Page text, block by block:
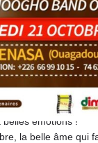
son lieu quand elle
talent multiple et
l'arc en ciel,
arts.
conteur,
émotions !
la belle âme qui